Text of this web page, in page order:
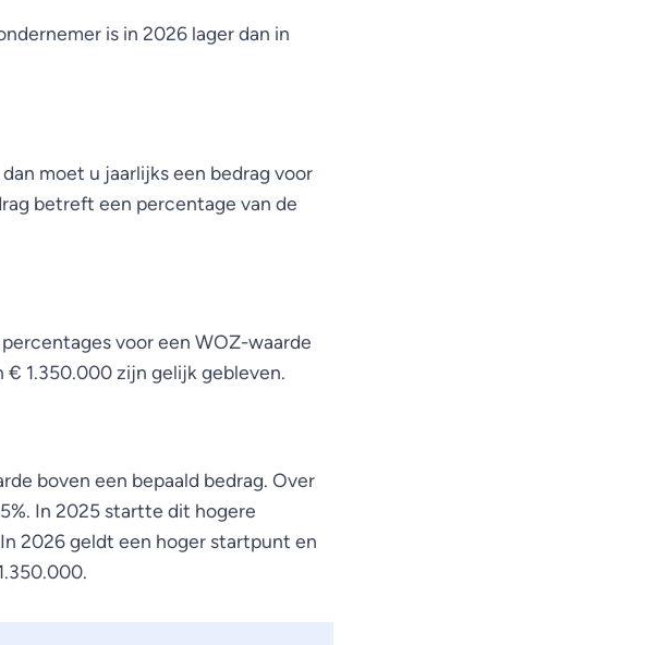
is in 2026 lager dan in
moet u jaarlijks een bedrag voor
betreft een percentage van de
voor een WOZ-waarde
1.350.000 zijn gelijk gebleven.
boven een bepaald bedrag. Over
In 2025 startte dit hogere
2026 geldt een hoger startpunt en